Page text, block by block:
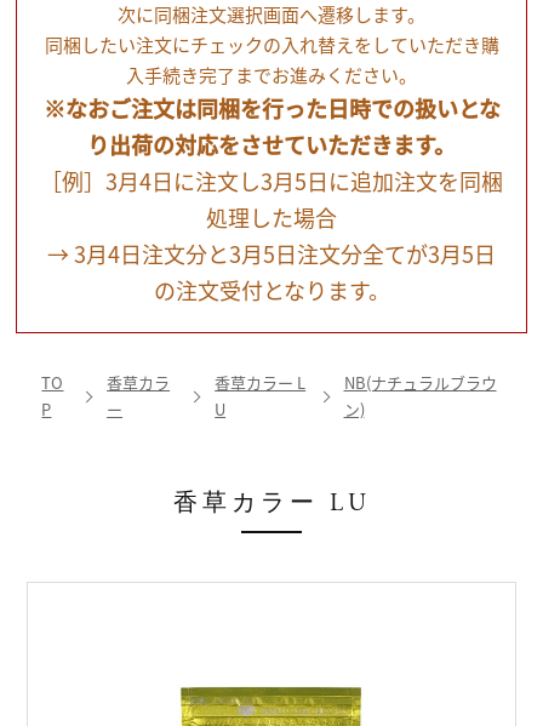
次に同梱注文選択画面へ遷移します。
同梱したい注文にチェックの入れ替えをしていただき購
入手続き完了までお進みください。
※なおご注文は同梱を行った日時での扱いとな
り出荷の対応をさせていただきます。
［例］3月4日に注文し3月5日に追加注文を同梱
処理した場合
→ 3月4日注文分と3月5日注文分全てが3月5日
の注文受付となります。
TO
P
香草カラ
ー
香草カラー L
U
NB(ナチュラルブラウ
ン)
香草カラー LU